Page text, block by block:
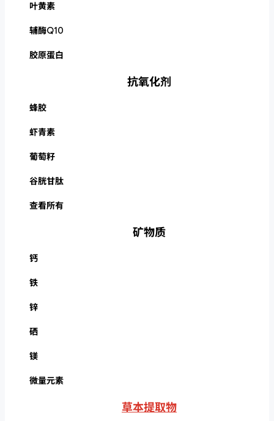
叶黄素
辅酶Q10
胶原蛋白
抗氧化剂
蜂胶
虾青素
葡萄籽
谷胱甘肽
查看所有
矿物质
钙
铁
锌
硒
镁
微量元素
草本提取物